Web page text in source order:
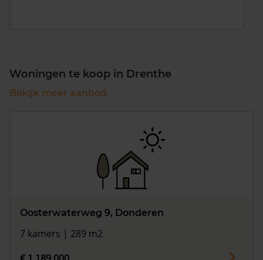
Woningen te koop in Drenthe
Bekijk meer aanbod
Oosterwaterweg 9, Donderen
7 kamers | 289 m2